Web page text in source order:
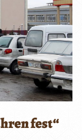
fest“